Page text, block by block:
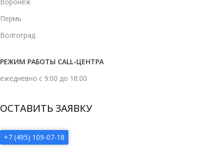
Пермь
Волгоград
РЕЖИМ РАБОТЫ CALL-ЦЕНТРА
ежедневно с 9:00 до 18:00
ОСТАВИТЬ ЗАЯВКУ
+7 (495) 109-07-18